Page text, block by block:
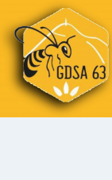
to
content